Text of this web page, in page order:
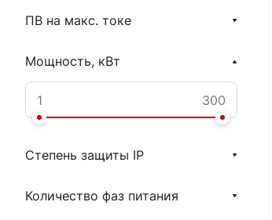
ПВ на макс. токе
Мощность, кВт
Степень защиты IP
Количество фаз питания